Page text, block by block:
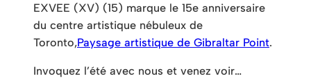
EXVEE (XV) (15) marque le 15e anniversaire
du centre artistique nébuleux de
Toronto,Paysage artistique de Gibraltar Point.
Invoquez l’été avec nous et venez voir…